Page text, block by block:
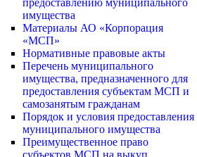
предоставлению муниципального
имущества
Материалы АО «Корпорация
«МСП»
Нормативные правовые акты
Перечень муниципального
имущества, предназначенного для
предоставления субъектам МСП и
самозанятым гражданам
Порядок и условия предоставления
муниципального имущества
Преимущественное право